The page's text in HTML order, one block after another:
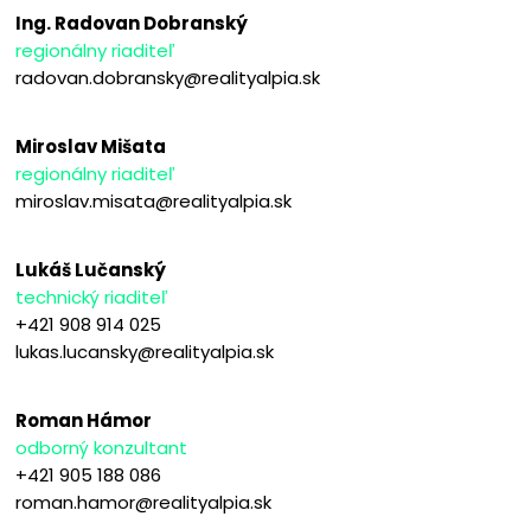
Ing. Radovan Dobranský
regionálny riaditeľ
radovan.dobransky@realityalpia.sk
Miroslav Mišata
regionálny riaditeľ
miroslav.misata@realityalpia.sk
Lukáš Lučanský
technický riaditeľ
+421 908 914 025
lukas.lucansky@realityalpia.sk
Roman Hámor
odborný konzultant
+421 905 188 086
roman.hamor@realityalpia.sk